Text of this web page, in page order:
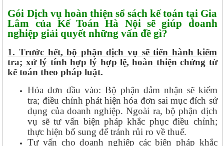
Gói Dịch vụ hoàn thiện sổ sách kế toán tại Gia
Lâm của Kế Toán Hà Nội sẽ giúp doanh
nghiệp giải quyết những vấn đề gì?
1. Trước hết, bộ phận dịch vụ sẽ tiến hành kiểm
tra; xử lý tính hợp lý hợp lệ, hoàn thiện chứng từ
kế toán theo pháp luật.
Hóa đơn đầu vào: Bộ phận đảm nhận sẽ kiểm
tra; điều chỉnh phát hiện hóa đơn sai mục đích sử
dụng của doanh nghiệp. Ngoài ra, bộ phận dịch
vụ sẽ tư vấn biện pháp khắc phục điều chỉnh;
thực hiện bổ sung để tránh rủi ro về thuế.
Tư vấn cho doanh nghiệp các biện pháp khắc